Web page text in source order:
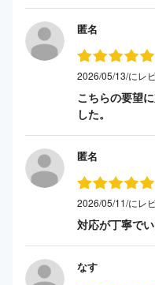
匿名
2026/05/13/にレ
こちらの要望
した。
匿名
2026/05/11/にレ
対応が丁寧で
なす